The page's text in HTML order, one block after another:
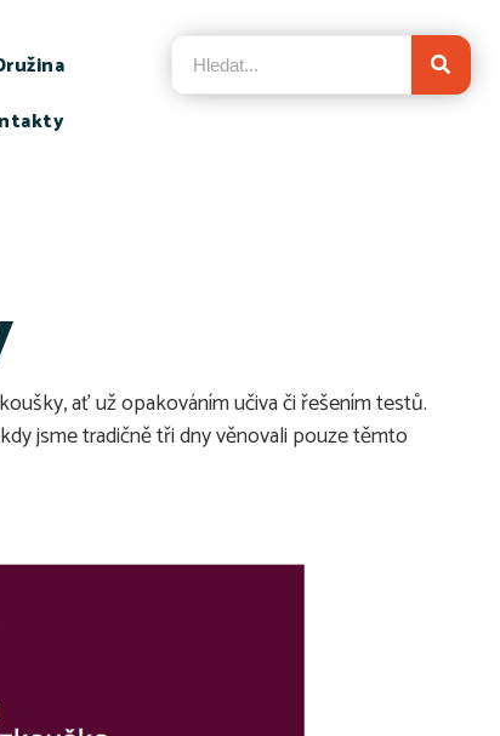
ať už opakováním učiva či řešením testů.
jsme tradičně tři dny věnovali pouze těmto